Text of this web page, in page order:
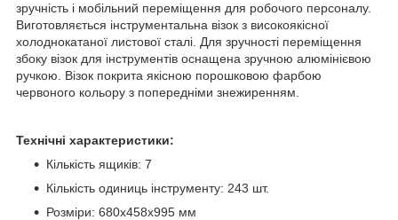
зручність і мобільний переміщення для робочого персоналу.
Виготовляється інструментальна візок з високоякісної
холоднокатаної листової сталі. Для зручності переміщення
збоку візок для інструментів оснащена зручною алюмінієвою
ручкою. Візок покрита якісною порошковою фарбою
червоного кольору з попередніми знежиренням.
Технічні характеристики:
Кількість ящиків: 7
Кількість одиниць інструменту: 243 шт.
Розміри: 680х458х995 мм